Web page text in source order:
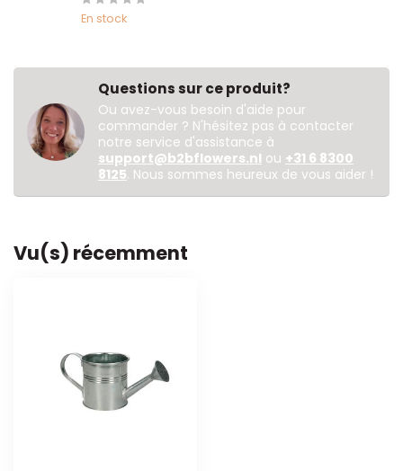
En stock
Questions sur ce produit?
Ou avez-vous besoin d'aide pour
commander ? N'hésitez pas à contacter
notre service d'assistance à
support@b2bflowers.nl ou +31 6 8300
8125. Nous sommes heureux de vous aider !
Vu(s) récemment